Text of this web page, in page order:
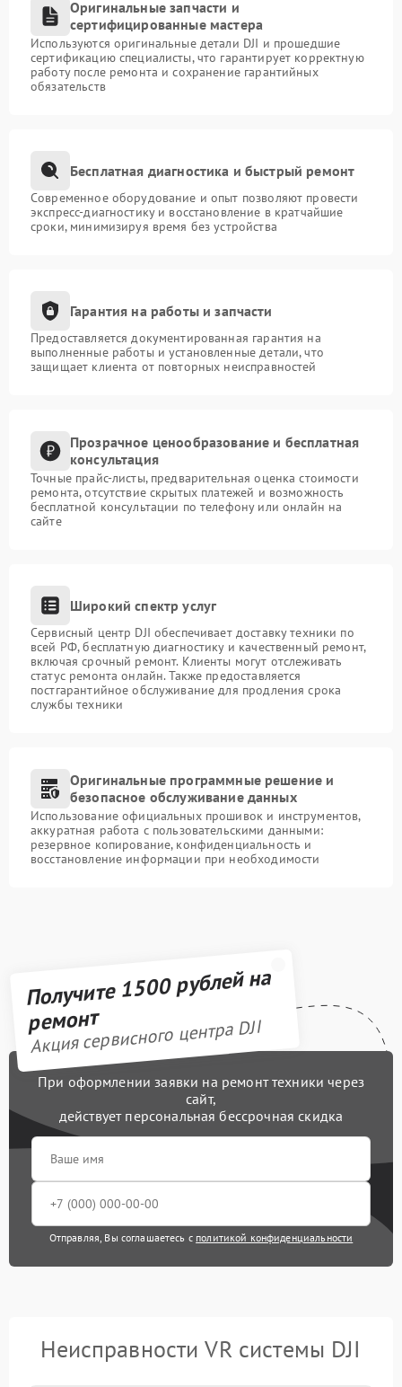
Оригинальные запчасти и
сертифицированные мастера
Используются оригинальные детали DJI и прошедшие
сертификацию специалисты, что гарантирует корректную
работу после ремонта и сохранение гарантийных
обязательств
Бесплатная диагностика и быстрый ремонт
Современное оборудование и опыт позволяют провести
экспресс-диагностику и восстановление в кратчайшие
сроки, минимизируя время без устройства
Гарантия на работы и запчасти
Предоставляется документированная гарантия на
выполненные работы и установленные детали, что
защищает клиента от повторных неисправностей
Прозрачное ценообразование и бесплатная
консультация
Точные прайс-листы, предварительная оценка стоимости
ремонта, отсутствие скрытых платежей и возможность
бесплатной консультации по телефону или онлайн на
сайте
Широкий спектр услуг
Сервисный центр DJI обеспечивает доставку техники по
всей РФ, бесплатную диагностику и качественный ремонт,
включая срочный ремонт. Клиенты могут отслеживать
статус ремонта онлайн. Также предоставляется
постгарантийное обслуживание для продления срока
службы техники
Оригинальные программные решение и
безопасное обслуживание данных
Использование официальных прошивок и инструментов,
аккуратная работа с пользовательскими данными:
резервное копирование, конфиденциальность и
восстановление информации при необходимости
Получите 1500 рублей на
ремонт
Акция сервисного центра DJI
При оформлении заявки на ремонт техники через
сайт,
действует персональная бессрочная скидка
Отправляя, Вы соглашаетесь с политикой конфиденциальности
Неисправности VR системы DJI